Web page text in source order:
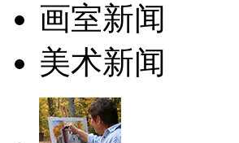
画室新闻
美术新闻